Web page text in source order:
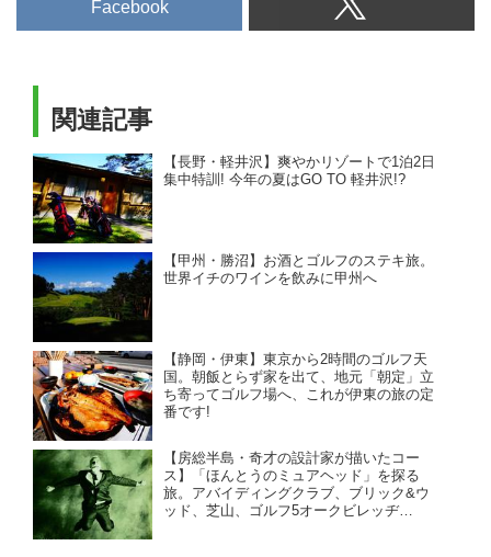
Facebook
関連記事
【長野・軽井沢】爽やかリゾートで1泊2日
集中特訓! 今年の夏はGO TO 軽井沢!?
【甲州・勝沼】お酒とゴルフのステキ旅。
世界イチのワインを飲みに甲州へ
【静岡・伊東】東京から2時間のゴルフ天
国。朝飯とらず家を出て、地元「朝定」立
ち寄ってゴルフ場へ、これが伊東の旅の定
番です!
【房総半島・奇才の設計家が描いたコー
ス】「ほんとうのミュアヘッド」を探る
旅。アバイディングクラブ、ブリック&ウ
ッド、芝山、ゴルフ5オークビレッヂ…